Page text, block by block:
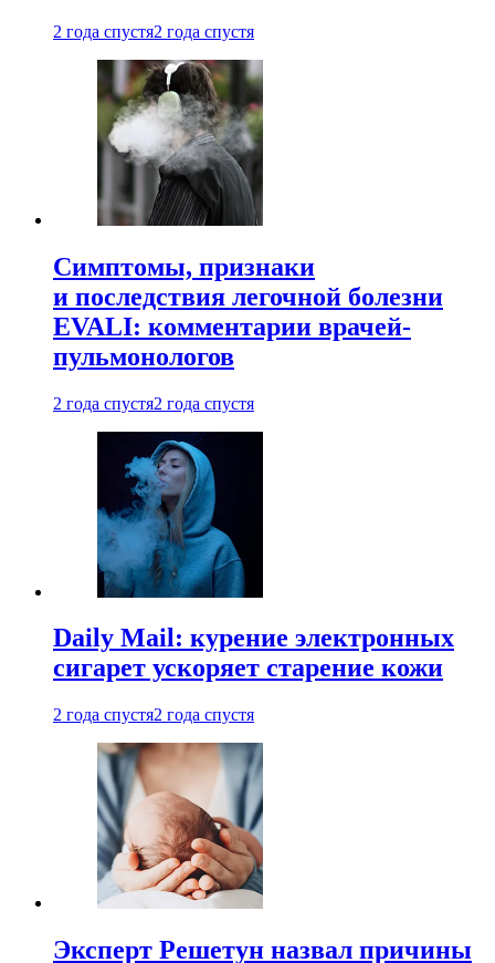
2 года спустя2 года спустя
Симптомы, признаки
и последствия легочной болезни
EVALI: комментарии врачей-
пульмонологов
2 года спустя2 года спустя
Daily Mail: курение электронных
сигарет ускоряет старение кожи
2 года спустя2 года спустя
Эксперт Решетун назвал причины